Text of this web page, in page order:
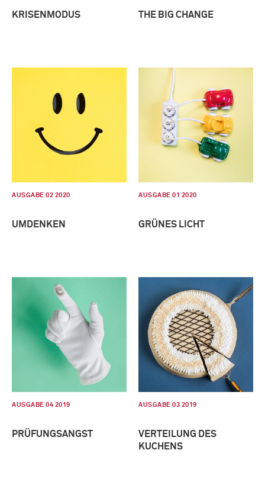
KRISENMODUS THE BIG CHANGE
AUSGABE 02 2020
UMDENKEN
AUSGABE 01 2020
GRÜNES LICHT
AUSGABE 04 2019
PRÜFUNGSANGST
AUSGABE 03 2019
VERTEILUNG DES
KUCHENS